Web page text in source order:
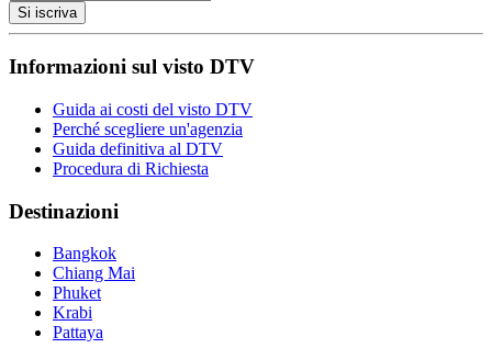
Si iscriva
Informazioni sul visto DTV
Guida ai costi del visto DTV
Perché scegliere un'agenzia
Guida definitiva al DTV
Procedura di Richiesta
Destinazioni
Bangkok
Chiang Mai
Phuket
Krabi
Pattaya